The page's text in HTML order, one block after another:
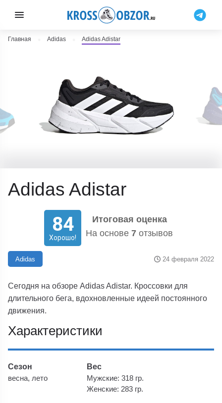
Главная Adidas Adidas Adistar
Adidas Adistar
84
Хорошо!
Итоговая оценка
На основе 7 отзывов
Adidas 24 февраля 2022
Сегодня на обзоре Adidas Adistar. Кроссовки для
длительного бега, вдохновленные идеей постоянного
движения.
Характеристики
Сезон
весна, лето
Вес
Мужские: 318 гр.
Женские: 283 гр.